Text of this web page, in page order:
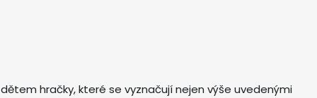
hračky, které se vyznačují nejen výše uvedenými